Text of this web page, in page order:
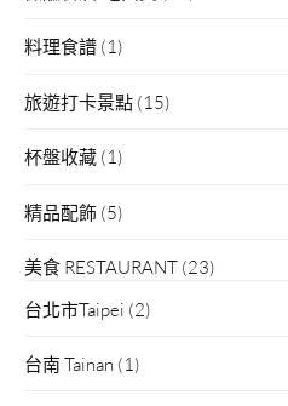
料理食譜 (1)
旅遊打卡景點 (15)
杯盤收藏 (1)
精品配飾 (5)
美食 RESTAURANT (23)
台北市Taipei (2)
台南 Tainan (1)